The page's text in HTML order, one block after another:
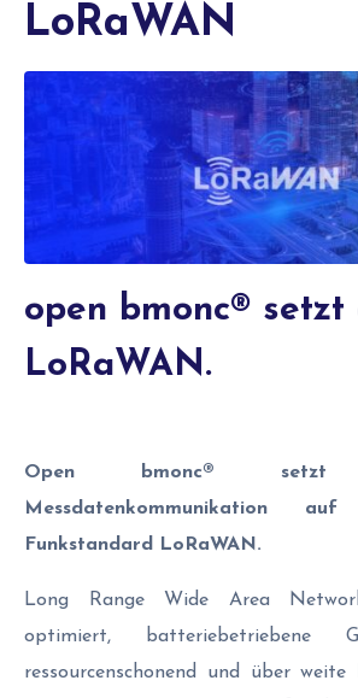
LoRaWAN
open bmonc® setzt
LoRaWAN.
Open bmonc®
Messdatenkommunikation
Funkstandard LoRaWAN.
Long Range Wide Area
optimiert, batteriebetriebene
ressourcenschonend und über weite